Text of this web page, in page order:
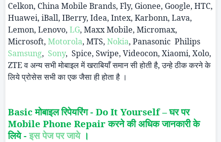
Celkon, China Mobile Brands, Fly, Gionee, Google, HTC,
Huawei, iBall, IBerry, Idea, Intex, Karbonn, Lava,
Lemon, Lenovo, LG, Maxx Mobile, Micromax,
Microsoft, Motorola, MTS, Nokia, Panasonic Philips
Samsung, Sony, Spice, Swipe, Videocon, Xiaomi, Xolo,
ZTEव अन्य सभी मोबाइल में खराबियाँ समान सी होती है, उन्हे ठीक करने के
लिये प्रोसेस सभी का एक जैसा ही होता है ।
Basicमोबाइल रिपेयरिंग - Do It Yourself–घर पर
Mobile Phone Repairकरने की अधिक जानकारी के
लिये -इस पेज पर जाये।